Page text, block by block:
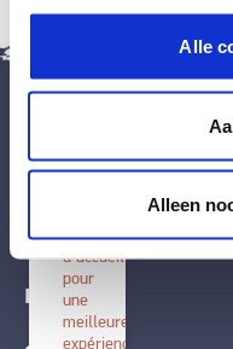
Alle
Alleen
Techniques
Inspiration
BOSS
application
écran
d'accueil
pour
une
meilleure
expérience.
fermer